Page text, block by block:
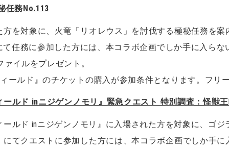
任務No.113
を対象に、火竜「リオレウス」を討伐する極秘任務を
任務に参加した方には、本コラボ企画でしか手に入ら
イルをプレゼント。
ールド』のチケットの購入が参加条件となります。フリ
ルド inニジゲンノモリ』緊急クエスト 特別調査：怪獣
ルド inニジゲンノモリ』に入場された方を対象に、ゴ
てクエストに参加した方には、本コラボ企画でしか手